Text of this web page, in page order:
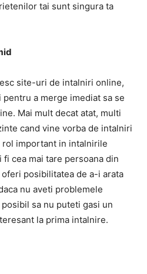
tai sunt singura ta
site-uri de intalniri online,
a merge imediat sa se
Mai mult decat atat, multi
cand vine vorba de intalniri
important in intalnirile
cea mai tare persoana din
posibilitatea de a-i arata
nu aveti problemele
sa nu puteti gasi un
la prima intalnire.